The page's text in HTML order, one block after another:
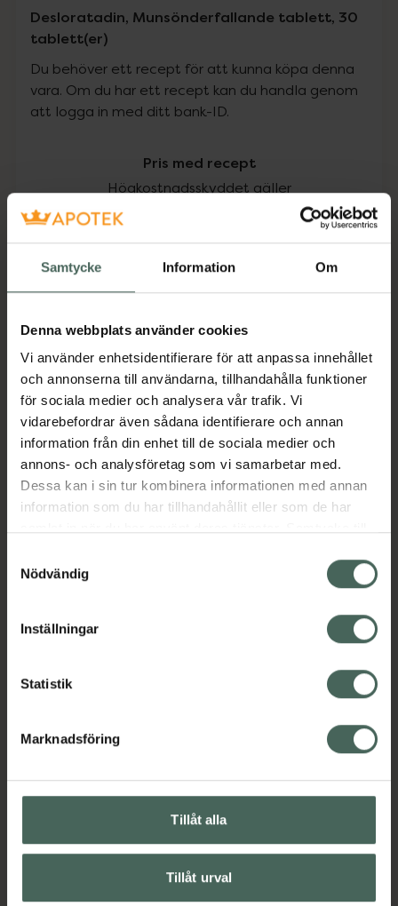
Samtycke Information Om
Denna webbplats använder cookies
Vi använder enhetsidentifierare för att anpassa innehållet
och annonserna till användarna, tillhandahålla funktioner
för sociala medier och analysera vår trafik. Vi
vidarebefordrar även sådana identifierare och annan
information från din enhet till de sociala medier och
annons- och analysföretag som vi samarbetar med.
Dessa kan i sin tur kombinera informationen med annan
information som du har tillhandahållit eller som de har
återkalla ditt samtycke via webbplatsens
cookieinställningar. Ett återkallat samtycke påverkar inte
lagligheten av behandling som skett innan återkallelsen.
Nödvändig
Inställningar
Statistik
Marknadsföring
Tillåt alla
Tillåt urval
Desloratadin, Munsönderfallande tablett, 30
tablett(er)
Du behöver ett recept för att kunna köpa denna
vara. Om du har ett recept kan du handla genom
att logga in med ditt bank-ID.
Pris med recept
Högkostnadsskyddet gäller
131,89 kr
I apotek:131,89 kr
Aktuella erbjudanden
Beskrivning Dölj
EAN:05714191017550
Kronans Apotek finns här för dig. Du hittar oss från Skåne i
syd till Lappland i norr, och online i mobilen och på
hjälpa just dig att må lite bättre. Välkommen att prata
Kundservice
Leverans, betalning och retur